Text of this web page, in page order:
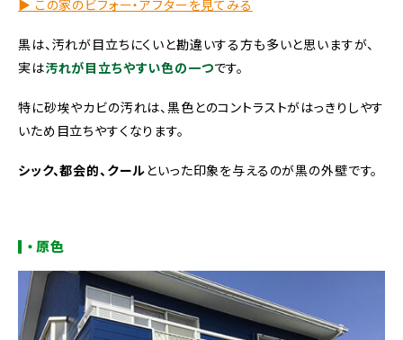
▶︎ この家のビフォー・アフターを見てみる
黒は、汚れが目立ちにくいと勘違いする方も多いと思いますが、
実は汚れが目立ちやすい色の一つです。
特に砂埃やカビの汚れは、黒色とのコントラストがはっきりしやす
いため目立ちやすくなります。
シック、都会的、クールといった印象を与えるのが黒の外壁です。
・原色